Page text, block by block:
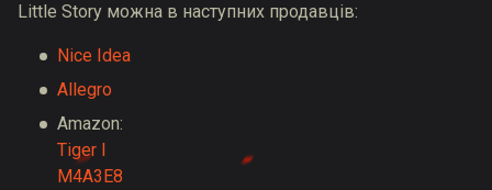
Little Story можна в наступних продавців:
Nice Idea
Allegro
Amazon:
Tiger I
M4A3E8